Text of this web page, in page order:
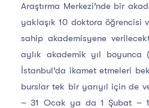
Araştırma Merkezi’nde bir
yaklaşık 10 doktora öğrencisi
sahip akademisyene
aylık akademik yıl boyunca
İstanbul’da ikamet etmeleri
burslar tek bir yarıyıl için de
– 31 Ocak ya da 1 Şubat –